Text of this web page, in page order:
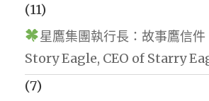
(11)
星鷹集團執行長：故事鷹信
Story Eagle, CEO of Starry
(7)